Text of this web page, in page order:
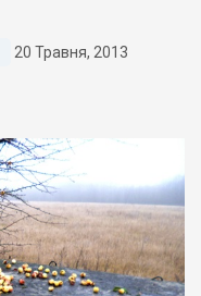
20 Травня, 2013